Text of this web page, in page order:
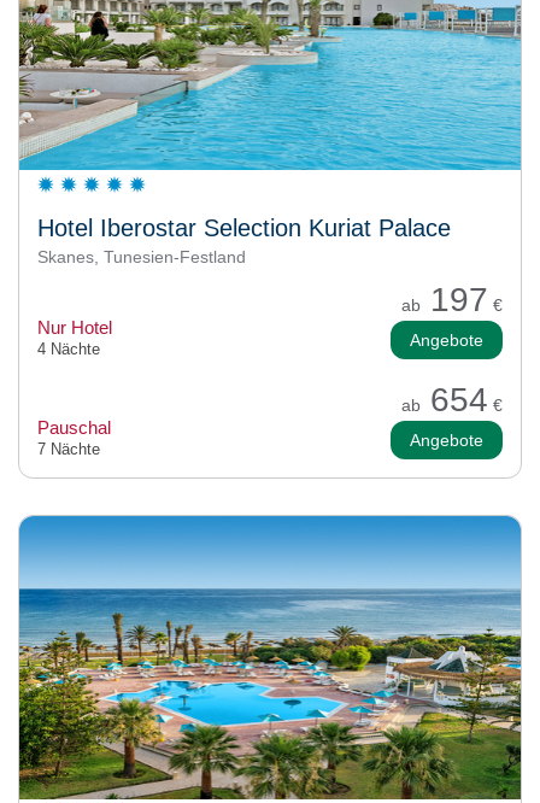
Hotel Iberostar Selection Kuriat Palace
Skanes, Tunesien-Festland
ab 197 €
Nur Hotel
4 Nächte Angebote
ab 654 €
Pauschal
7 Nächte Angebote